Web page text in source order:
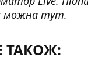
можна тут.
ТАКОЖ: